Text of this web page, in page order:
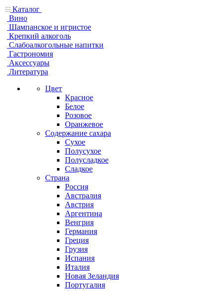
Каталог
Вино
Шампанское и игристое
Крепкий алкоголь
Слабоалкогольные напитки
Гастрономия
Аксессуары
Литература
Цвет
Красное
Белое
Розовое
Оранжевое
Содержание сахара
Сухое
Полусухое
Полусладкое
Сладкое
Страна
Россия
Австралия
Австрия
Аргентина
Венгрия
Германия
Греция
Грузия
Испания
Италия
Новая Зеландия
Португалия